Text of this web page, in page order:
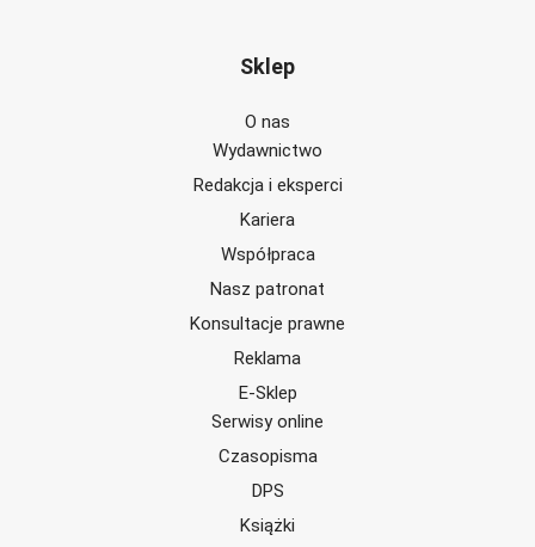
Sklep
O nas
Wydawnictwo
Redakcja i eksperci
Kariera
Współpraca
Nasz patronat
Konsultacje prawne
Reklama
E-Sklep
Serwisy online
Czasopisma
DPS
Książki